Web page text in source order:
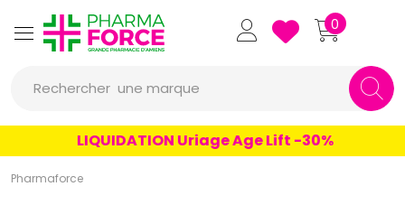
Pharmaforce Grande Pharmacie
0
Rechercher une marque
un conseil
un produit
LIQUIDATION Uriage Age Lift -30%
Pharmaforce